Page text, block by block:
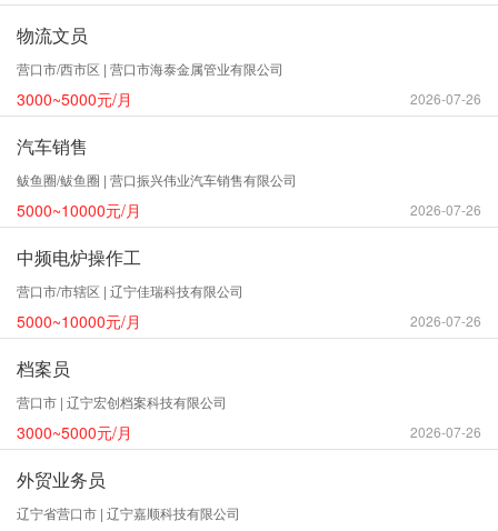
物流文员
营口市/西市区 | 营口市海泰金属管业有限公司
3000~5000元/月 2026-07-26
汽车销售
鲅鱼圈/鲅鱼圈 | 营口振兴伟业汽车销售有限公司
5000~10000元/月 2026-07-26
中频电炉操作工
营口市/市辖区 | 辽宁佳瑞科技有限公司
5000~10000元/月 2026-07-26
档案员
营口市 | 辽宁宏创档案科技有限公司
3000~5000元/月 2026-07-26
外贸业务员
辽宁省营口市 | 辽宁嘉顺科技有限公司